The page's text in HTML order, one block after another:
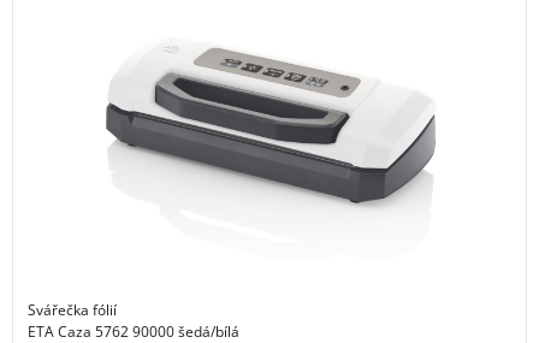
Svářečka fólií
ETA Caza 5762 90000 šedá/bílá